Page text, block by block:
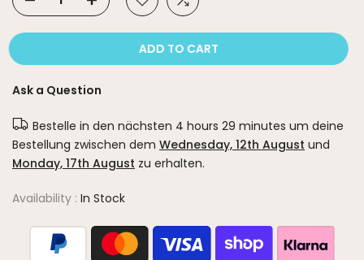
ADD TO CART
Ask a Question
Bestelle in den nächsten 4 hours 29 minutes um deine
Bestellung zwischen dem Wednesday, 12th August und
Monday, 17th August zu erhalten.
Availability : In Stock